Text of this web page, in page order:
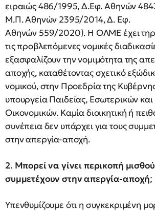
ειραιώς 486/1995, Δ.Εφ. Αθηνών
Μ.Π. Αθηνών 2395/2014, Δ. Εφ.
Αθηνών 559/2020). Η ΟΛΜΕ έχει
τις προβλεπόμενες νομικές
εξασφαλίζουν την νομιμότητα της
αποχής, καταθέτοντας σχετικό
νομικού, στην Προεδρία της
υπουργεία Παιδείας, Εσωτερικών και
Οικονομικών. Καμία διοικητική ή
συνέπεια δεν υπάρχει για τους
στην απεργία-αποχή.
2. Μπορεί να γίνει περικοπή
συμμετέχουν στην απεργία-αποχή;
Υπενθυμίζουμε ότι η συγκεκριμένη